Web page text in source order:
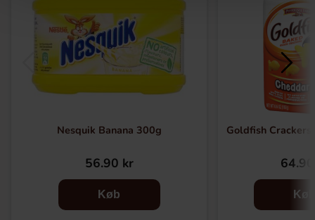
Nesquik Banana 300g
56.90 kr
Køb
Goldfish
Køb